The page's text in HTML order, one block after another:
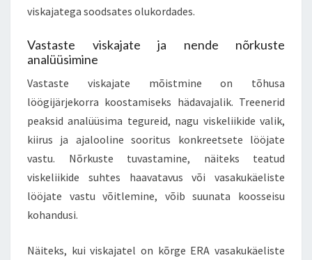
viskajatega soodsates olukordades.
Vastaste viskajate ja nende nõrkuste
analüüsimine
Vastaste viskajate mõistmine on tõhusa
löögijärjekorra koostamiseks hädavajalik. Treenerid
peaksid analüüsima tegureid, nagu viskeliikide valik,
kiirus ja ajalooline sooritus konkreetsete lööjate
vastu. Nõrkuste tuvastamine, näiteks teatud
viskeliikide suhtes haavatavus või vasakukäeliste
lööjate vastu võitlemine, võib suunata koosseisu
kohandusi.
Näiteks, kui viskajatel on kõrge ERA vasakukäeliste